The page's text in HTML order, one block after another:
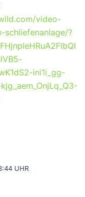
video-
schliefenanlage/?
ini1i_gg-
UHR